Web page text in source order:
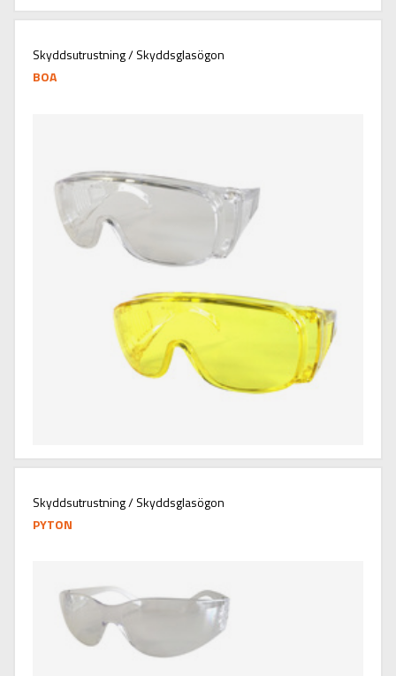
Skyddsutrustning / Skyddsglasögon
BOA
Skyddsutrustning / Skyddsglasögon
PYTON